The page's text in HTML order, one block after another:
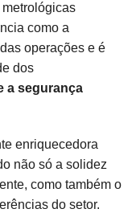
como a
operações e é
dos
a segurança
enriquecedora
não só a solidez
como também o
do setor.